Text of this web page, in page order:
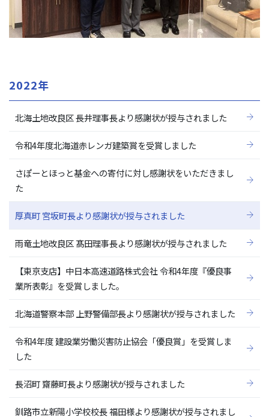
2022年
北海土地改良区 長井理事長より感謝状が授与されました
令和4年度北海道赤レンガ建築賞を受賞しました
さぽーとほっと基金への寄付に対し感謝状をいただきまし
た
厚真町 宮坂町長より感謝状が授与されました
雨竜土地改良区 髙田理事長より感謝状が授与されました
【東京支店】中日本高速道路株式会社 令和4年度『優良事
業所表彰』を受賞しました。
北海道警察本部 上野警備部長より感謝状が授与されました
令和4年度 建設業労働災害防止協会「優良賞」を受賞しま
した
長沼町 齋藤町長より感謝状が授与されました
釧路市立新陽小学校校長 福田様より感謝状が授与されまし